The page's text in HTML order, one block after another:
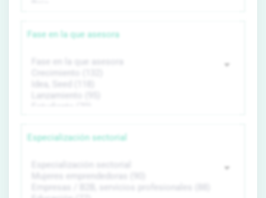
Fase en la que asesora
Especialización sectorial